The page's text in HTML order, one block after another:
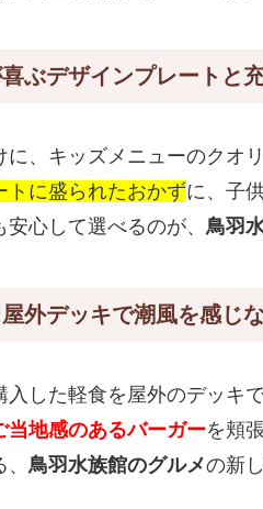
ぶデザインプレートと
、キッズメニューのクオ
トに盛られたおかずに、子
心して選べるのが、 鳥羽
外デッキで潮風を感じ
した軽食を屋外のデッキ
当地感のあるバーガーを頬
鳥羽水族館のグルメの新